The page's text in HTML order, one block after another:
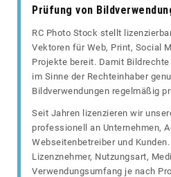
Prüfung von
RC Photo Stock stellt
Vektoren für Web, Print, Social
Projekte bereit. Damit
im Sinne der Rechteinhaber
Bildverwendungen regelmäßig
Seit Jahren lizenzieren wir
professionell an Unternehmen,
Webseitenbetreiber und
Lizenznehmer, Nutzungsart,
Verwendungsumfang je nach